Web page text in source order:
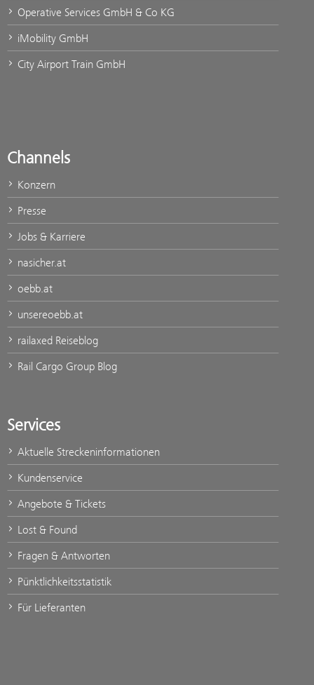
Operative Services GmbH & Co KG
iMobility GmbH
City Airport Train GmbH
Channels
Konzern
Presse
Jobs & Karriere
nasicher.at
oebb.at
unsereoebb.at
railaxed Reiseblog
Rail Cargo Group Blog
Services
Aktuelle Streckeninformationen
Kundenservice
Angebote & Tickets
Lost & Found
Fragen & Antworten
Pünktlichkeitsstatistik
Für Lieferanten